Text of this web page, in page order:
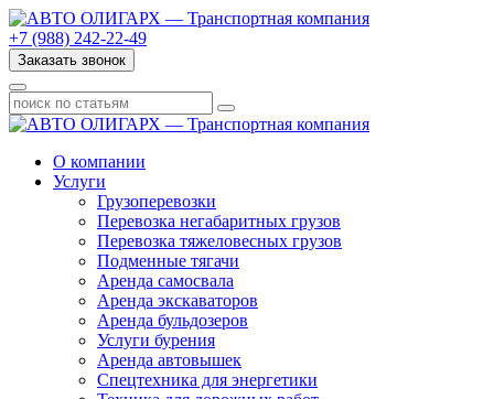
+7 (988) 242-22-49
Заказать звонок
О компании
Услуги
Грузоперевозки
Перевозка негабаритных грузов
Перевозка тяжеловесных грузов
Подменные тягачи
Аренда самосвала
Аренда экскаваторов
Аренда бульдозеров
Услуги бурения
Аренда автовышек
Спецтехника для энергетики